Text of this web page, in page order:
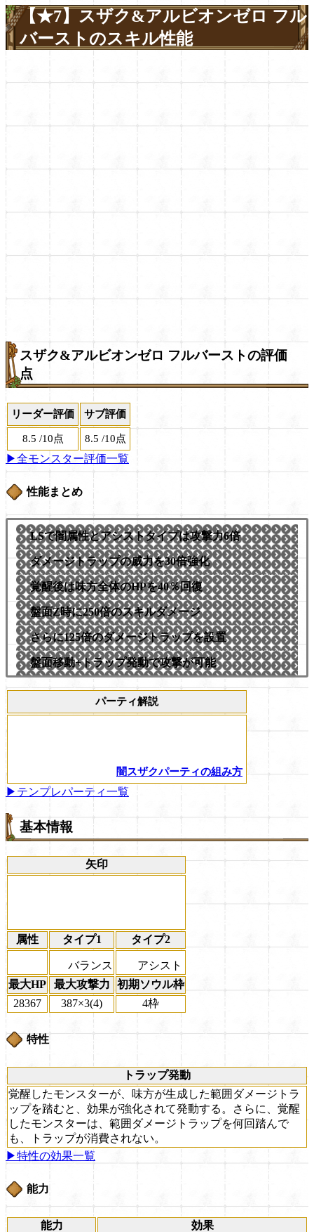
【★7】スザク&アルビオンゼロ フル
バーストのスキル性能
スザク&アルビオンゼロ フルバーストの評価
点
リーダー評価 サブ評価
8.5 /10点 8.5 /10点
▶全モンスター評価一覧
性能まとめ
LSで闇属性とアシストタイプは攻撃力6倍
ダメージトラップの威力を30倍強化
覚醒後は味方全体のHPを40％回復
盤面Z時に250倍のスキルダメージ
さらに125倍のダメージトラップを設置
盤面移動+トラップ発動で攻撃が可能
パーティ解説
闇スザクパーティの組み方
▶テンプレパーティ一覧
基本情報
矢印
属性 タイプ1 タイプ2
バランス
アシスト
最大HP
最大攻撃力
初期ソウル枠
28367
387×3(4) 4枠
特性
トラップ発動
覚醒したモンスターが、味方が生成した範囲ダメージトラ
ップを踏むと、効果が強化されて発動する。さらに、覚醒
したモンスターは、範囲ダメージトラップを何回踏んで
も、トラップが消費されない。
▶特性の効果一覧
能力
能力 効果